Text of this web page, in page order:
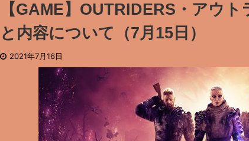
【GAME】OUTRIDERS・アウ
と内容について（7月15日）
2021年7月16日